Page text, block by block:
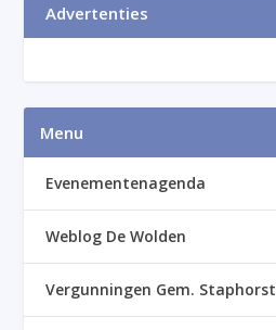
Advertenties
Menu
Evenementenagenda
Weblog De Wolden
Vergunningen Gem. Staphorst